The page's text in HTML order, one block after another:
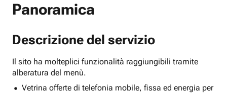
Panoramica
Descrizione del servizio
Il sito ha molteplici funzionalità raggiungibili tramite
alberatura del menù.
Vetrina offerte di telefonia mobile, fissa ed energia per